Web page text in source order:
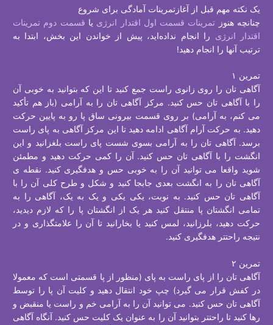
یک نکته مهم قبل از آغازتمرینات آمادگی برای شروع
چنانچه هنوز تمرینات قسمت اول اقتدار انرژی يا قسمت دوم تمرينات
اقتدار انرژی را انجام نداده‌اید، پيش از خواندن اين بخش، ابتدا به
ترتيب آنها را انجام دهيد!
تمرين ۱
آگاهی تان را روی زانوی راست جمع کنید تا این که بتوانید به خوبی آن
را با آگاهی تان حس کنید. مرکز آگاهی تان را به آرامی (باز هم تأکيد
می کنم، به آرامی) بر روی قسمت بیرونی ساق پا رو به پایین حرکت
دهید. به حرکت آرام آگاهی ادامه دهید تا این مرکز آگاهی به پای راست
برسد. آگاهی تان را به آرامی بسوی شست پای راست بلغزانید و این
انگشت را با آگاهی تان حس کنید. آن را کمی حرکت دهيد و مطمئن
شوید واقعا می توانید آن را به خوبی حس و هدفگیری کنید. نقطه ی
آگاهی تان را به انگشت بعدی جابجا کنید و شکل و طرح کلی آن را با
آگاهی تان حس کنید. به نوبت، یکی یکی و یک به یک، آگاهی را به
تمامی انگشتان پا منتقل کنید هر یک از انگشتان پا را که لازم دیدید،
حرکت دهید، بلرزانید، لمس کنید یا بخارانید تا آن را علامتگذاری و در
نتیجه راحتتر هدفگیری کنید.
تمرین ۲
آگاهی تان را از پای راست به پای (منظور از پا قسمتی است که معمولا
در کفش قرار می گیرد) چپ خود انتقال دهید و کلیت آن پا را توسط
آگاهی تان حس کنید. می توانید آن را به آرامی خم و راست یا منقبض و
رها کنید تا راحتتر بتوانید آن را به عنوان یک کلیت حس کنید. آنگاه آگاهی